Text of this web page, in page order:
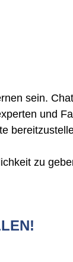
sein.
und
zu